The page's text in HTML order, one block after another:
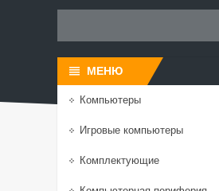
Компьютеры
Игровые компьютеры
Комплектующие